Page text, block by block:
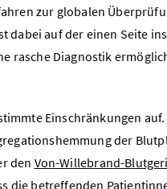
zur globalen
dabei auf der einen Seite
rasche Diagnostik
Einschränkungen
der
den Von-Willebrand-
die betreffenden